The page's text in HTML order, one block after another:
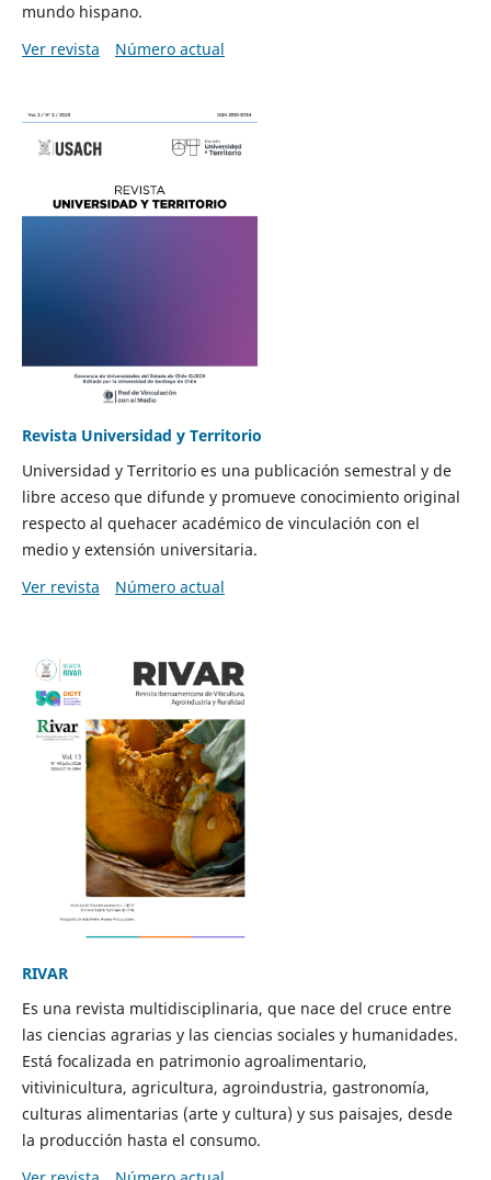
mundo hispano.
Ver revista
Número actual
Revista Universidad y Territorio
Universidad y Territorio es una publicación semestral y de
libre acceso que difunde y promueve conocimiento original
respecto al quehacer académico de vinculación con el
medio y extensión universitaria.
Ver revista
Número actual
RIVAR
Es una revista multidisciplinaria, que nace del cruce entre
las ciencias agrarias y las ciencias sociales y humanidades.
Está focalizada en patrimonio agroalimentario,
vitivinicultura, agricultura, agroindustria, gastronomía,
culturas alimentarias (arte y cultura) y sus paisajes, desde
la producción hasta el consumo.